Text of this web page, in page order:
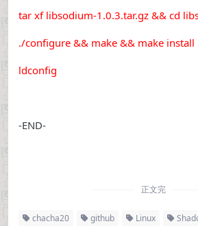
tar xf libsodium-1.0.3.tar.gz && cd
./configure && make && make install
ldconfig
-END-
正文完
chacha20 github Linux